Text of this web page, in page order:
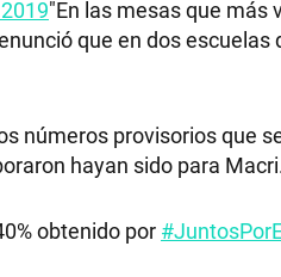
"En las mesas que más
que en dos escuelas
números provisorios que
hayan sido para
obtenido por